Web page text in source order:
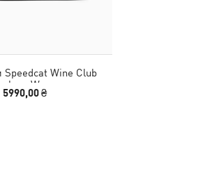
Speedcat Wine Club
Women
5990,00 ₴